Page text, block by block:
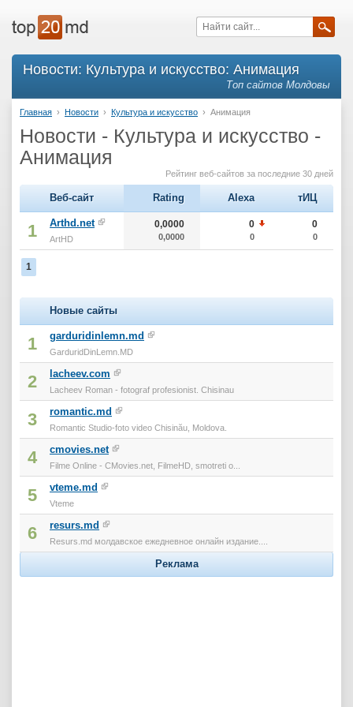
Новости: Культура и искусство: Анимация
Топ сайтов Молдовы
Главная › Новости › Культура и искусство › Анимация
Новости - Культура и искусство -
Анимация
Рейтинг веб-сайтов за последние 30 дней
Веб-сайт Rating Alexa тИЦ
1 Arthd.net
ArtHD
0,0000
0,0000
0
0
0
0
1
Новые сайты
1 garduridinlemn.md
GarduridDinLemn.MD
2 lacheev.com
Lacheev Roman - fotograf profesionist. Chisinau
3 romantic.md
Romantic Studio-foto video Chisinău, Moldova.
4 cmovies.net
Filme Online - CMovies.net, FilmeHD, smotreti o...
5 vteme.md
Vteme
6 resurs.md
Resurs.md молдавское ежедневное онлайн издание....
Реклама